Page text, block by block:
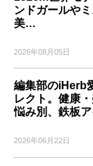
ンドガールや
美…
2026年08月05日
編集部のiHerb
レクト。健康
悩み別、鉄板
2026年06月22日